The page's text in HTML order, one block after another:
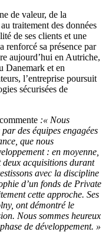
de valeur, de la
traitement des données
de ses clients et une
renforcé sa présence par
aujourd’hui en Autriche,
Danemark et en
l’entreprise poursuit
sécurisées de
:« Nous
des équipes engagées
que nous
: en moyenne,
deux acquisitions durant
avec la discipline
d’un fonds de Private
cette approche. Ses
ont démontré le
Nous sommes heureux
de développement. »